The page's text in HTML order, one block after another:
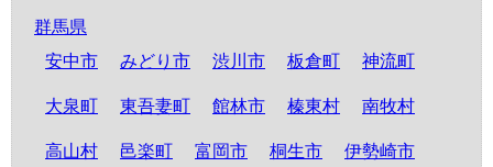
群馬県
安中市
みどり市 渋川市 板倉町 神流町
大泉町 東吾妻町 館林市 榛東村 南牧村
高山村 邑楽町 富岡市 桐生市 伊勢崎市